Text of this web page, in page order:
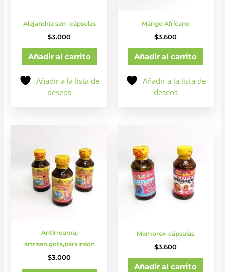
Alejandría sen -cápsulas
$3.000
Añadir al carrito
Añadir a la lista de
deseos
Mango Africano
$3.600
Añadir al carrito
Añadir a la lista de
deseos
Antirreuma,
artrisan,gota,parkinson
$3.000
Memorex-cápsulas
$3.600
Añadir al carrito